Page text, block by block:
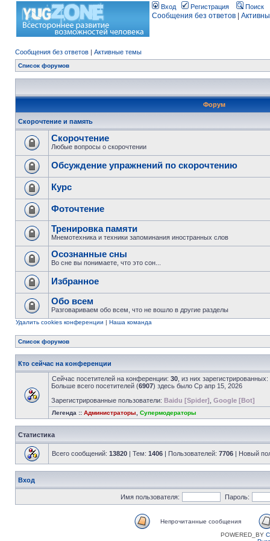
Вход Регистрация Поиск
Сообщения без ответов
Сообщения без ответов | Активные темы
Список форумов
Форум
Скорочтение и память
Скорочтение
Любые вопросы о скорочтении
Обсуждение упражнений по скорочтению
Курс
Фоточтение
Тренировка памяти
Мнемотехника и техники запоминания иностранных слов
Осознанные сны
Во сне вы понимаете, что это сон...
Избранное
Обо всем
Разговариваем обо всем, что не вошло в другие разделы
Удалить cookies конференции | Наша команда
Список форумов
Кто сейчас на конференции
Сейчас посетителей на конференции: 30 , из них
Больше всего посетителей (6907) здесь было Ср апр 15, 2026
Зарегистрированные пользователи: Baidu [Spider] Google [Bot]
Легенда :: Администраторы Супермодераторы
Статистика
Всего сообщений: 13820 | Тем: 1406 | Пользователей: 7706 | Новый
Вход
Имя пользователя: Пароль:
Непрочитанные сообщения
POWERED_BY